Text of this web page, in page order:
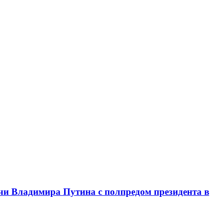
Владимира Путина с полпредом президента в